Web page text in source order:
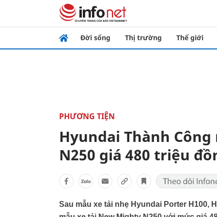
Đời sống Thị trường Thế giới
PHƯƠNG TIỆN
Hyundai Thành
N250 giá 480 triệu
Sau mẫu xe tải nhẹ Hyundai Porter H100,